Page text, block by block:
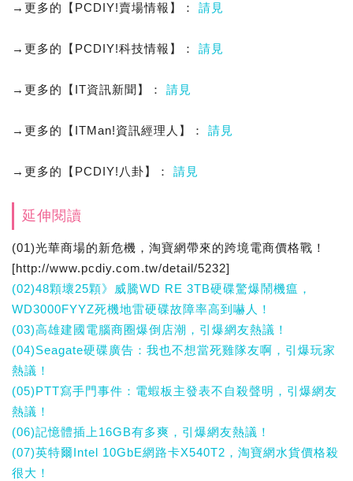
→更多的【PCDIY!賣場情報】： 請見
→更多的【PCDIY!科技情報】： 請見
→更多的【IT資訊新聞】： 請見
→更多的【ITMan!資訊經理人】： 請見
→更多的【PCDIY!八卦】： 請見
延伸閱讀
(01)光華商場的新危機，淘寶網帶來的跨境電商價格戰！
[http://www.pcdiy.com.tw/detail/5232]
(02)48顆壞25顆》威騰WD RE 3TB硬碟驚爆鬧機瘟，
WD3000FYYZ死機地雷硬碟故障率高到嚇人！
(03)高雄建國電腦商圈爆倒店潮，引爆網友熱議！
(04)Seagate硬碟廣告：我也不想當死雞隊友啊，引爆玩家
熱議！
(05)PTT寫手門事件：電蝦板主發表不自殺聲明，引爆網友
熱議！
(06)記憶體插上16GB有多爽，引爆網友熱議！
(07)英特爾Intel 10GbE網路卡X540T2，淘寶網水貨價格殺
很大！